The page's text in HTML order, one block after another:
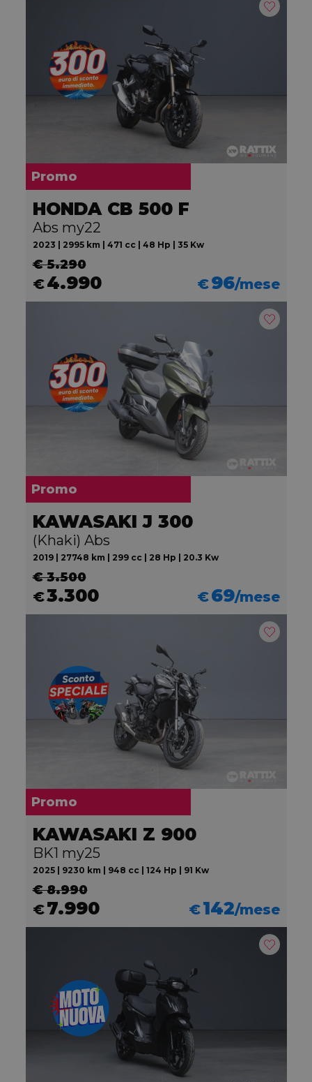
Promo
HONDA CB 500 F
Abs my22
2023 | 2995 km | 471 cc | 48 Hp | 35 Kw
€ 5.290
€4.990 €96/mese
Promo
KAWASAKI J 300
(Khaki) Abs
2019 | 27748 km | 299 cc | 28 Hp | 20.3 Kw
€ 3.500
€3.300 €69/mese
Promo
KAWASAKI Z 900
BK1 my25
2025 | 9230 km | 948 cc | 124 Hp | 91 Kw
€ 8.990
€7.990 €142/mese